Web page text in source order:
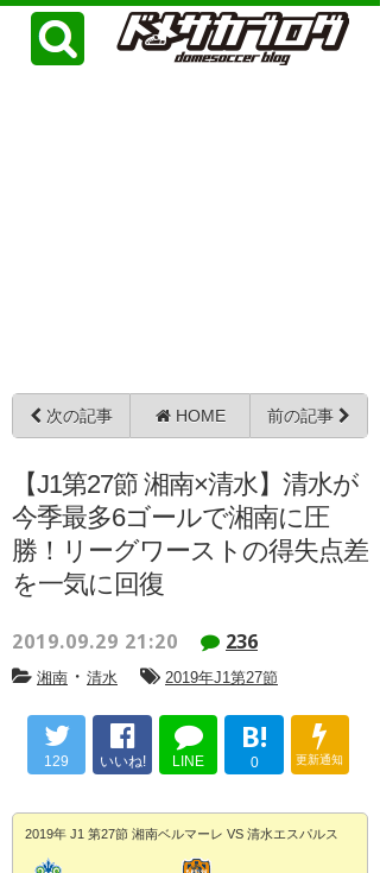
次の記事 HOME 前の記事
【J1第27節 湘南×清水】清水が
今季最多6ゴールで湘南に圧
勝！リーグワーストの得失点差
を一気に回復
2019.09.29 21:20 236
湘南 ・ 清水 2019年J1第27節
129 いいね! LINE
B!
0 更新通知
2019年 J1 第27節 湘南ベルマーレ VS 清水エスパルス